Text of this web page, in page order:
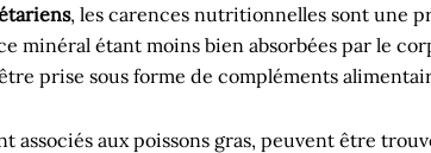
, les carences nutritionnelles sont une
minéral étant moins bien absorbées par le
prise sous forme de compléments
associés aux poissons gras, peuvent être